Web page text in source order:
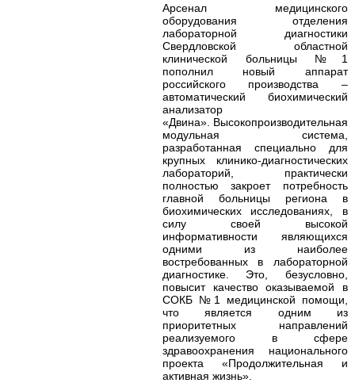
Арсенал медицинского
оборудования отделения
лабораторной диагностики
Свердловской областной
клинической больницы №1
пополнил новый аппарат
российского производства –
автоматический биохимический
анализатор
«Двина». Высокопроизводительная
модульная система,
разработанная специально для
крупных клинико-диагностических
лабораторий, практически
полностью закроет потребность
главной больницы региона в
биохимических исследованиях, в
силу своей высокой
информативности являющихся
одними из наиболее
востребованных в лабораторной
диагностике.
Это, безусловно,
повысит качество оказываемой в
СОКБ №1 медицинской помощи,
что является одним из
приоритетных направлений
реализуемого в сфере
здравоохранения национального
проекта «Продолжительная и
активная жизнь».